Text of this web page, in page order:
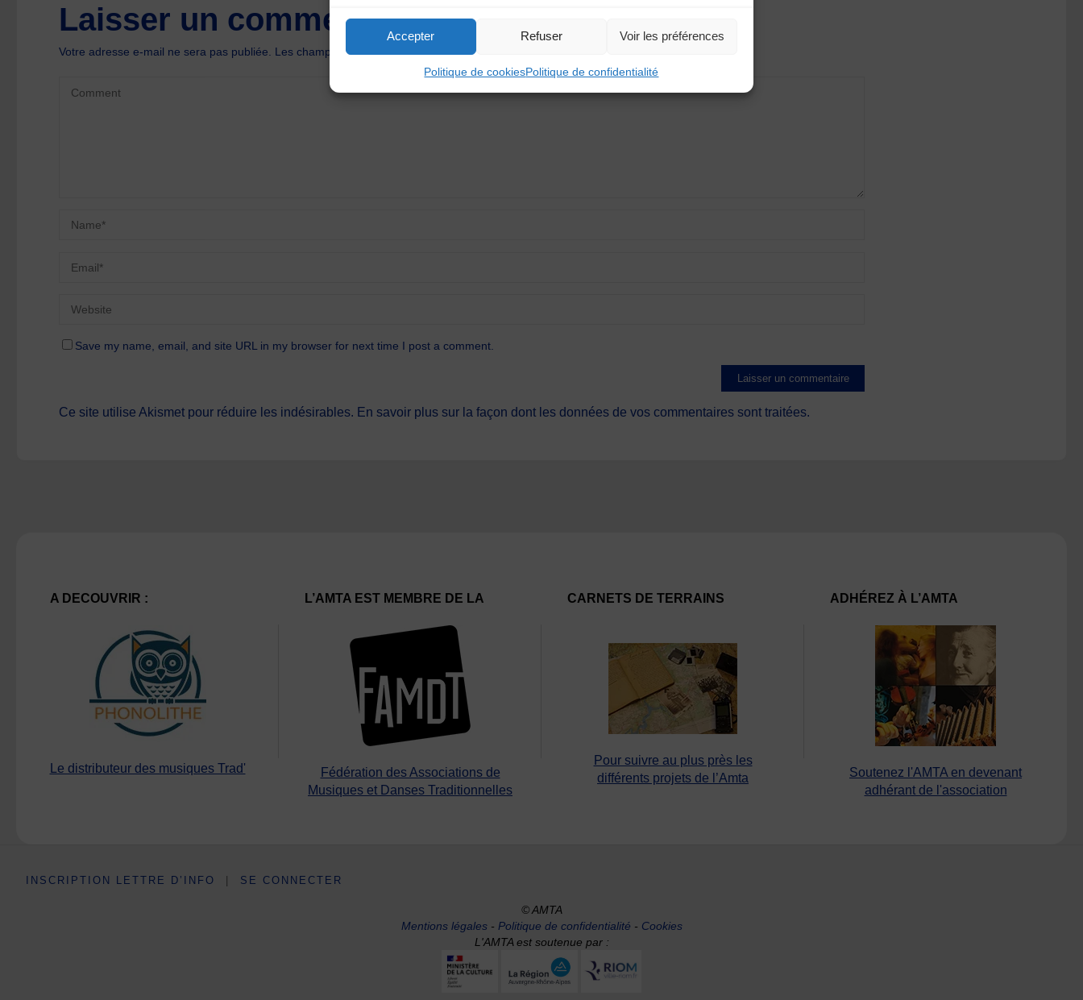
Accepter Refuser Voir les préférences
Politique de cookiesPolitique de confidentialité
Laisser un commentaire
Votre adresse e-mail ne sera pas publiée. Les champs obligatoires sont indiqués avec
Save my name, email, and site URL in my browser for next time I post a comment.
Ce site utilise Akismet pour réduire les indésirables. En savoir plus sur la façon dont les données de vos commentaires sont traitées.
A DECOUVRIR :
Le distributeur des musiques Trad'
L’AMTA EST MEMBRE DE LA
Fédération des Associations de
Musiques et Danses Traditionnelles
CARNETS DE TERRAINS
Pour suivre au plus près les
différents projets de l’Amta
ADHÉREZ À L’AMTA
Soutenez l'AMTA en devenant
adhérant de l'association
INSCRIPTION LETTRE D’INFO | SE CONNECTER
© AMTA
Mentions légales- Politique de confidentialité - Cookies
L'AMTA est soutenue par :